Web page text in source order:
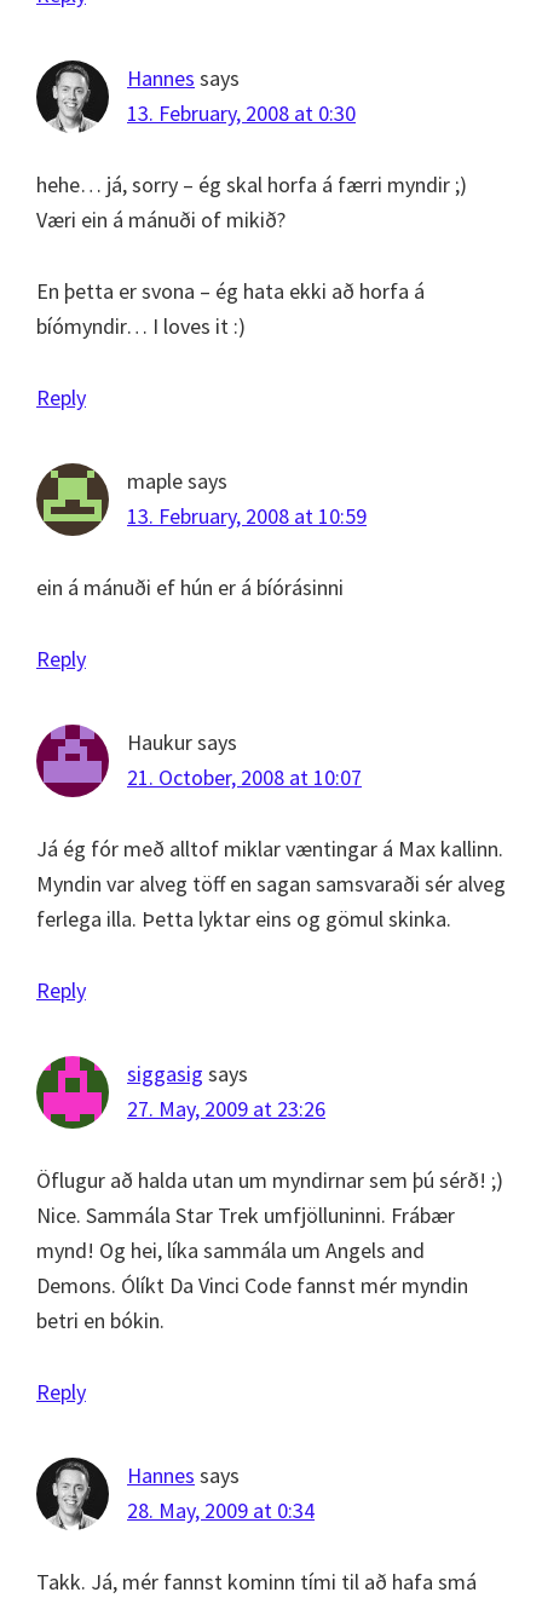
Hannes says
13. February, 2008 at 0:30
hehe… já, sorry – ég skal horfa á færri myndir ;)
Væri ein á mánuði of mikið?
En þetta er svona – ég hata ekki að horfa á
bíómyndir… I loves it :)
Reply
maplesays
13. February, 2008 at 10:59
ein á mánuði ef hún er á bíórásinni
Reply
Haukursays
21. October, 2008 at 10:07
Já ég fór með alltof miklar væntingar á Max kallinn.
Myndin var alveg töff en sagan samsvaraði sér alveg
ferlega illa. Þetta lyktar eins og gömul skinka.
Reply
siggasig says
27. May, 2009 at 23:26
Öflugur að halda utan um myndirnar sem þú sérð! ;)
Nice. Sammála Star Trek umfjölluninni. Frábær
mynd! Og hei, líka sammála um Angels and
Demons. Ólíkt Da Vinci Code fannst mér myndin
betri en bókin.
Reply
Hannes says
28. May, 2009 at 0:34
Takk. Já, mér fannst kominn tími til að hafa smá